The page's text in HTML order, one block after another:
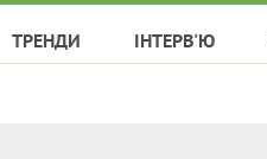
ТРЕНДИ ІНТЕРВ'Ю